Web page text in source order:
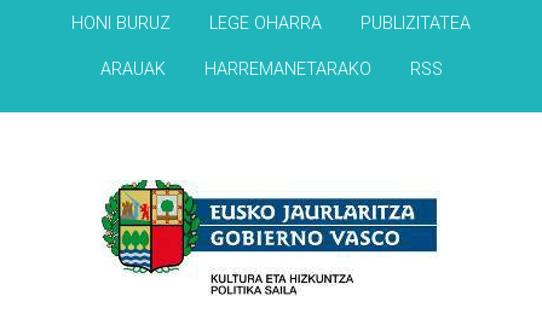
HONI BURUZ LEGE OHARRA PUBLIZITATEA
ARAUAK HARREMANETARAKO RSS